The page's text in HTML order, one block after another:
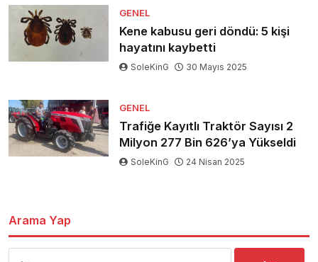
GENEL
Kene kabusu geri döndü: 5 kişi
hayatını kaybetti
SoleKinG 30 Mayıs 2025
GENEL
Trafiğe Kayıtlı Traktör Sayısı 2
Milyon 277 Bin 626’ya Yükseldi
SoleKinG 24 Nisan 2025
Arama Yap